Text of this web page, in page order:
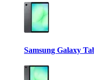
Samsung Galaxy